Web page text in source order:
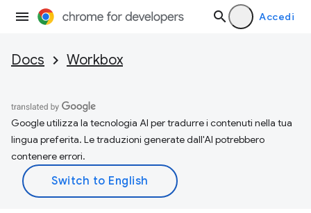
Accedi
Docs Workbox
Google utilizza la tecnologia AI per tradurre i contenuti nella tua
lingua preferita. Le traduzioni generate dall'AI potrebbero
contenere errori.